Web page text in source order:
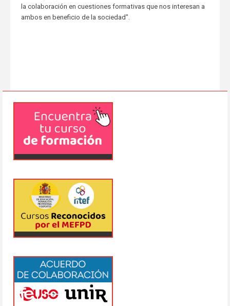
la colaboración en cuestiones formativas que nos interesan a
ambos en beneficio de la sociedad".